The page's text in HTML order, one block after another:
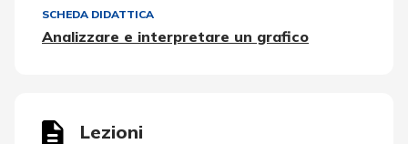
SCHEDA DIDATTICA
Analizzare e interpretare un grafico
Lezioni